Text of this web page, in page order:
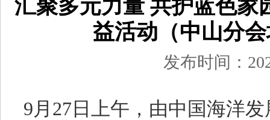
汇聚多元力量 共护蓝色家
益活动（中山分
发布时间：
9月27日上午，由中国海洋